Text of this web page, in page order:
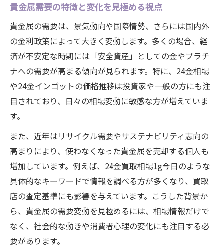
相場推移を活用した貴金属買取の判断基準
今日の24金相場と売却タイミングの関係
地域特性が生む貴金属買取の新常識
大府市特有の貴金属買取事情を徹底解説
地域差で変わる貴金属買取のメリットとは
貴金属業界で注目の地域特性と需要動向
需要予測を活かす賢い売却タイミングとは
貴金属需要予測で最適な売却時期を探す
24金相場と需要予測の活用法を解説
相場と需要の関係から売却の好機を判断
需要予測を踏まえた貴金属買取のタイミン
グ
貴金属需要の特徴と変化を見極める視点
貴金属の需要は、景気動向や国際情勢、さらには国内外
の金利政策によって大きく変動します。多くの場合、経
済が不安定な時期には「安全資産」としての金やプラチ
ナへの需要が高まる傾向が見られます。特に、24金相場
や24金インゴットの価格推移は投資家や一般の方にも注
目されており、日々の相場変動に敏感な方が増えていま
す。
また、近年はリサイクル需要やサステナビリティ志向の
高まりにより、使わなくなった貴金属を売却する個人も
増加しています。例えば、24金買取相場1g今日のような
具体的なキーワードで情報を調べる方が多くなり、買取
店の査定基準にも影響を与えています。こうした背景か
ら、貴金属の需要変動を見極めるには、相場情報だけで
なく、社会的な動きや消費者心理の変化にも注目する必
要があります。